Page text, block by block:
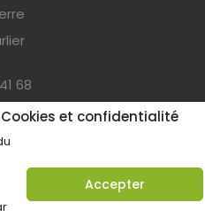
Cookies et confidentialité
Accepter
68